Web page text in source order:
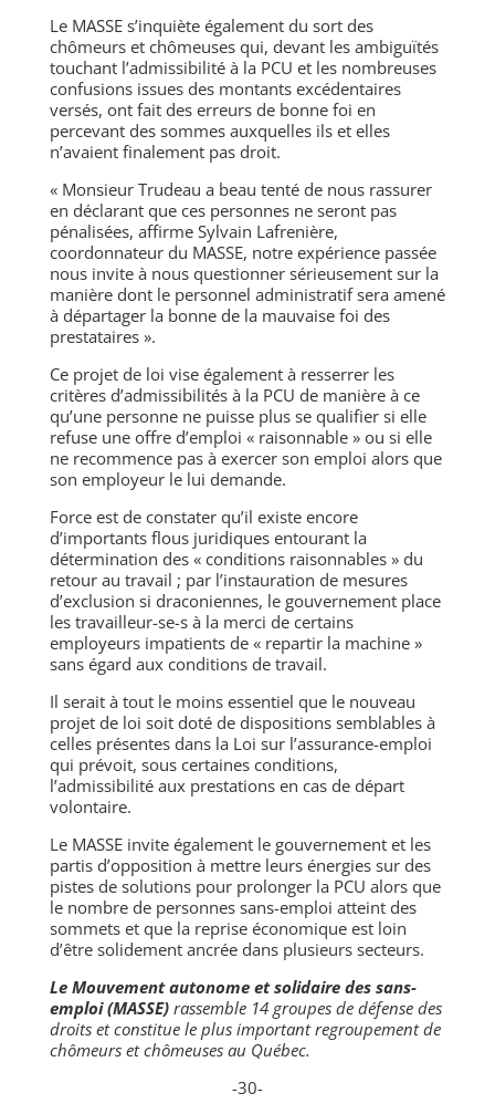
Le MASSE s’inquiète également du sort des
chômeurs et chômeuses qui, devant les ambiguïtés
touchant l’admissibilité à la PCU et les nombreuses
confusions issues des montants excédentaires
versés, ont fait des erreurs de bonne foi en
percevant des sommes auxquelles ils et elles
n’avaient finalement pas droit.
« Monsieur Trudeau a beau tenté de nous rassurer
en déclarant que ces personnes ne seront pas
pénalisées, affirme Sylvain Lafrenière,
coordonnateur du MASSE, notre expérience passée
nous invite à nous questionner sérieusement sur la
manière dont le personnel administratif sera amené
à départager la bonne de la mauvaise foi des
prestataires ».
Ce projet de loi vise également à resserrer les
critères d’admissibilités à la PCU de manière à ce
qu’une personne ne puisse plus se qualifier si elle
refuse une offre d’emploi « raisonnable »ou si elle
ne recommence pas à exercer son emploi alors que
son employeur le lui demande.
Force est de constater qu’il existe encore
d’importants flous juridiques entourant la
détermination des « conditions raisonnables »du
retour au travail ; par l’instauration de mesures
d’exclusion si draconiennes, le gouvernement place
les travailleur-se-s à la merci de certains
employeurs impatients de « repartir la machine »
sans égard aux conditions de travail.
Il serait à tout le moins essentiel que le nouveau
projet de loi soit doté de dispositions semblables à
celles présentes dans la Loi sur l’assurance-emploi
qui prévoit, sous certaines conditions,
l’admissibilité aux prestations en cas de départ
volontaire.
Le MASSE invite également le gouvernement et les
partis d’opposition à mettre leurs énergies sur des
pistes de solutions pour prolonger la PCU alors que
le nombre de personnes sans-emploi atteint des
sommets et que la reprise économique est loin
d’être solidement ancrée dans plusieurs secteurs.
Le Mouvement autonome et solidaire des sans-
emploi (MASSE)rassemble 14 groupes de défense des
droits et constitue le plus important regroupement de
chômeurs et chômeuses au Québec.
-30-